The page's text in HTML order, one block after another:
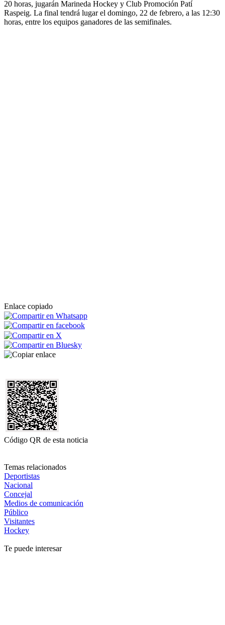
20 horas, jugarán Marineda Hockey y Club Promoción Patí
Raspeig. La final tendrá lugar el domingo, 22 de febrero, a las 12:30
horas, entre los equipos ganadores de las semifinales.
Enlace copiado
Código QR de esta noticia
Temas relacionados
Deportistas
Nacional
Concejal
Medios de comunicación
Público
Visitantes
Hockey
Te puede interesar